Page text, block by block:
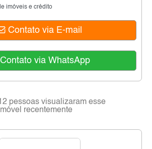
imóveis e crédito
Contato via E-mail
Contato via WhatsApp
pessoas visualizaram esse
recentemente